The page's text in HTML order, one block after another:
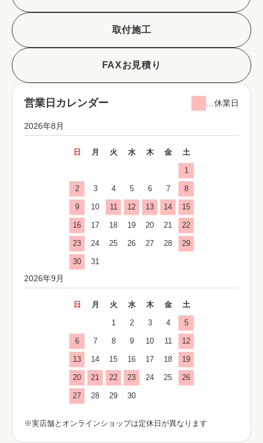
取付施工
FAXお見積り
営業日カレンダー …休業日
2026年8月
日 月 火 水 木 金 土
1
2 3 4 5 6 7 8
9 10 11 12 13 14 15
16 17 18 19 20 21 22
23 24 25 26 27 28 29
30 31
2026年9月
日 月 火 水 木 金 土
1 2 3 4 5
6 7 8 9 10 11 12
13 14 15 16 17 18 19
20 21 22 23 24 25 26
27 28 29 30
※実店舗とオンラインショップは定休日が異なります